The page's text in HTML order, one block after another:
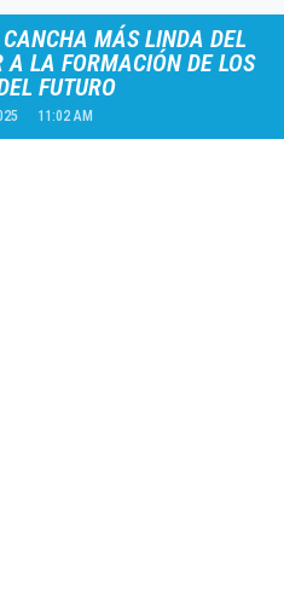
MÁS LINDA DEL
LA FORMACIÓN DE LOS
FUTURO
11:02 AM